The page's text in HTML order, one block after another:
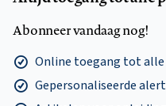
Abonneer vandaag nog!
Online toegang tot
Gepersonaliseerde